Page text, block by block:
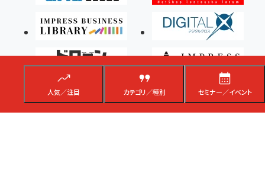
人気／注目 カテゴリ／種別 セミナー／イベント